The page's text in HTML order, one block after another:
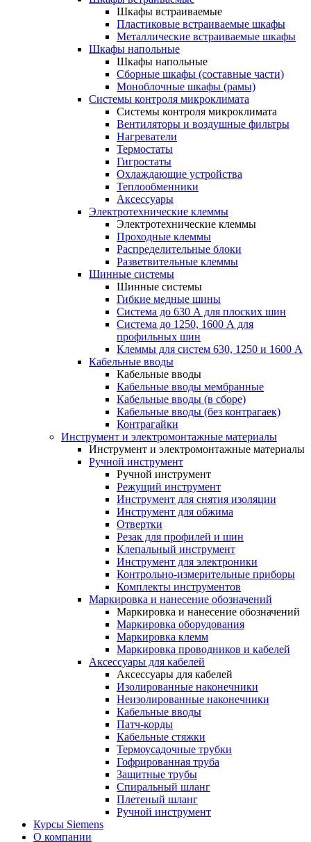
Шкафы встраиваемые
Пластиковые встраиваемые шкафы
Металлические встраиваемые шкафы
Шкафы напольные
Шкафы напольные
Сборные шкафы (составные части)
Моноблочные шкафы (рамы)
Системы контроля микроклимата
Системы контроля микроклимата
Вентиляторы и воздушные фильтры
Нагреватели
Термостаты
Гигростаты
Охлаждающие устройства
Теплообменники
Аксессуары
Электротехнические клеммы
Электротехнические клеммы
Проходные клеммы
Распределительные блоки
Разветвительные клеммы
Шинные системы
Шинные системы
Гибкие медные шины
Система до 630 А для плоских шин
Система до 1250, 1600 А для
профильных шин
Клеммы для систем 630, 1250 и 1600 А
Кабельные вводы
Кабельные вводы
Кабельные вводы мембранные
Кабельные вводы (в сборе)
Кабельные вводы (без контрагаек)
Контрагайки
Инструмент и электромонтажные материалы
Инструмент и электромонтажные материалы
Ручной инструмент
Ручной инструмент
Режущий инструмент
Инструмент для снятия изоляции
Инструмент для обжима
Отвертки
Резак для профилей и шин
Клепальный инструмент
Инструмент для электроники
Контрольно-измерительные приборы
Комплекты инструментов
Маркировка и нанесение обозначений
Маркировка и нанесение обозначений
Маркировка оборудования
Маркировка клемм
Маркировка проводников и кабелей
Аксессуары для кабелей
Аксессуары для кабелей
Изолированные наконечники
Неизолированные наконечники
Кабельные вводы
Патч-корды
Кабельные стяжки
Термоусадочные трубки
Гофрированная труба
Защитные трубы
Спиральный шланг
Плетеный шланг
Ручной инструмент
Курсы Siemens
О компании